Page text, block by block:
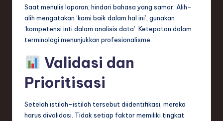
Saat menulis laporan, hindari bahasa yang samar. Alih-
alih mengatakan ‘kami baik dalam hal ini’, gunakan
‘kompetensi inti dalam analisis data’. Ketepatan dalam
terminologi menunjukkan profesionalisme.
Validasi dan
Prioritisasi
Setelah istilah-istilah tersebut diidentifikasi, mereka
harus divalidasi. Tidak setiap faktor memiliki tingkat